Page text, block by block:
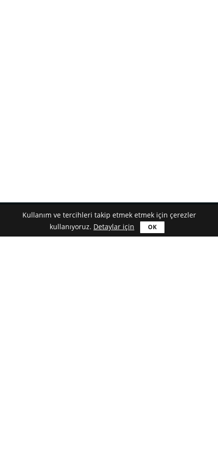
Türkçe
Kullanım ve tercihleri takip etmek etmek için çerezler
kullanıyoruz. Detaylar için